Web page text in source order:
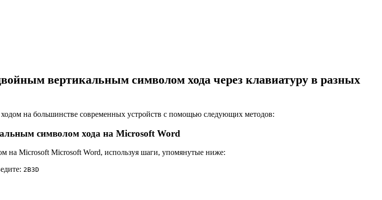
вертикальным символом хода через клавиатуру в разных
на большинстве современных устройств с помощью следующих методов:
символом хода на Microsoft Word
на Microsoft Microsoft Word, используя шаги, упомянутые ниже:
2B3D